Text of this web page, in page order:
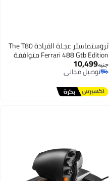
ثروستماستر عجلة القيادة The T80
Ferrari 488 Gtb Edition متوافقة
مع بلايستيشن 4 وأجهزة الكمبيوتر
جنيه10,499
توصيل مجاني
توصيل مجاني